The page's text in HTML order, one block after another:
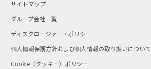
サイトマップ
グループ会社一覧
ディスクロージャー・ポリシー
個人情報保護方針および個人情報の取り扱いについて
Cookie（クッキー）ポリシー